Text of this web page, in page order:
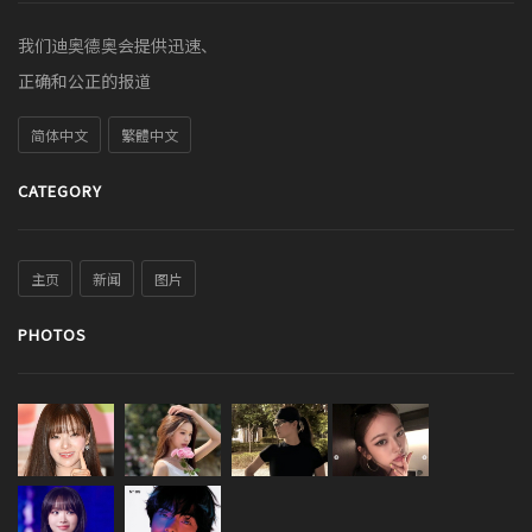
我们迪奥德奥会提供迅速、
正确和公正的报道
简体中文 繁體中文
CATEGORY
主页 新闻 图片
PHOTOS